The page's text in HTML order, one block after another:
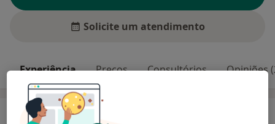
Solicite um atendimento
Experiência Preços Consultórios Opiniões
Experiência